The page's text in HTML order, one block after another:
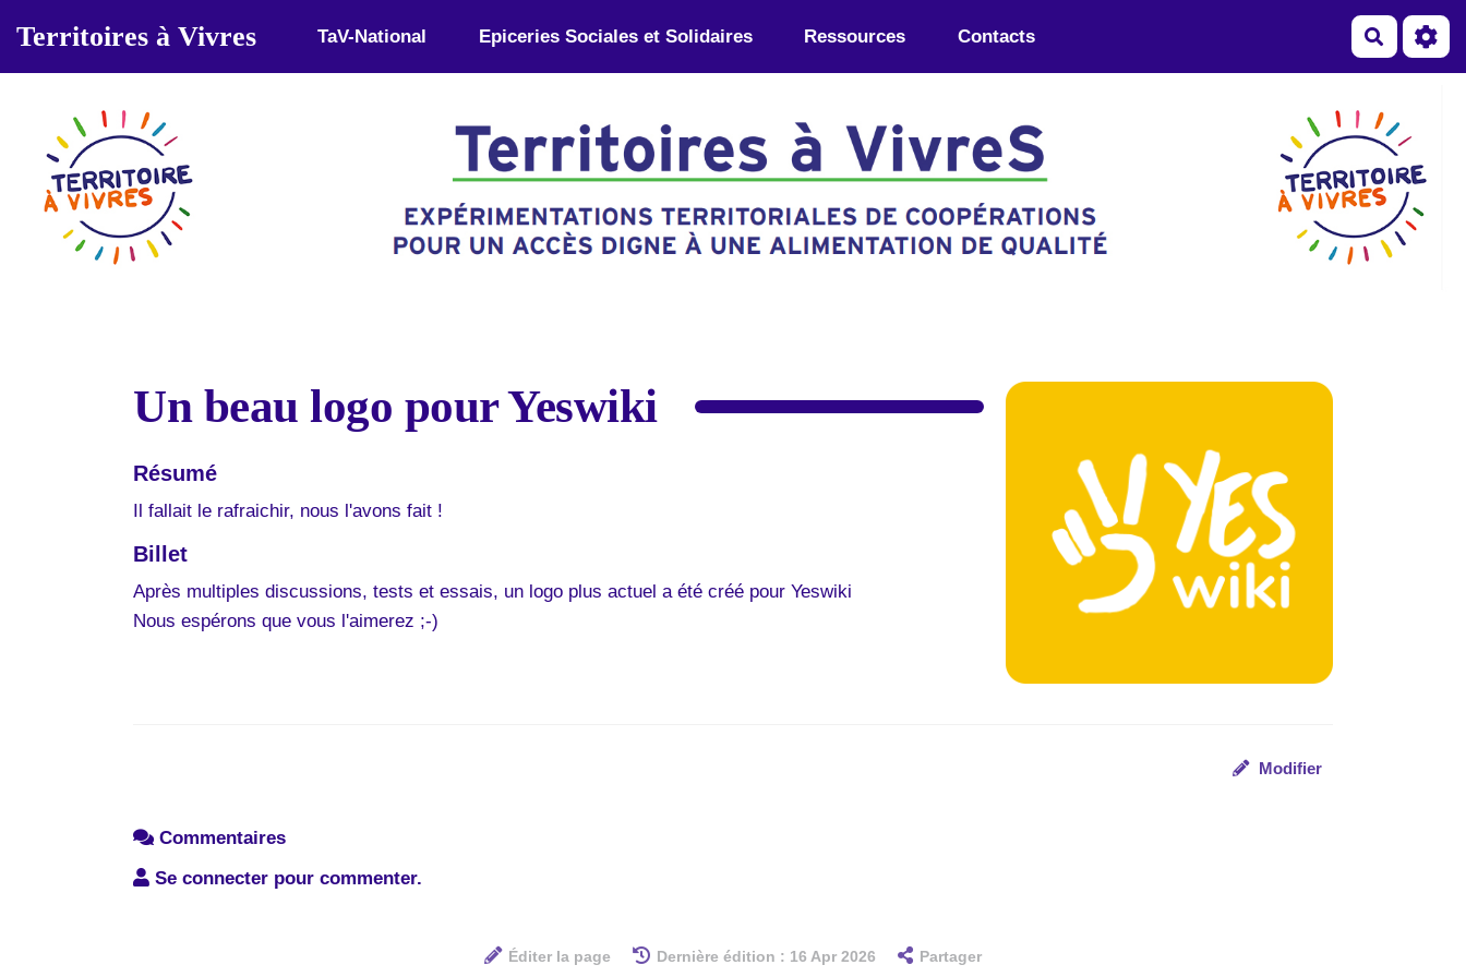
Aller au contenu principal
Territoires à Vivres TaV-National Epiceries Sociales et Solidaires Ressources Contacts
Un beau logo pour Yeswiki
Résumé
Il fallait le rafraichir, nous l'avons fait !
Billet
Après multiples discussions, tests et essais, un logo plus actuel a été créé pour Yeswiki
Nous espérons que vous l'aimerez ;-)
Modifier
Commentaires
Se connecter pour commenter.
Éditer la page Dernière édition : 16 Apr 2026 Partager